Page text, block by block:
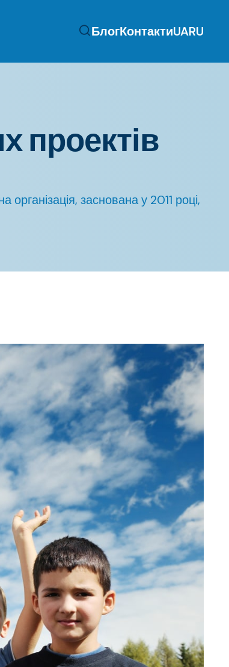
БлогКонтактиUARU
проектів
заснована у 2011 році,